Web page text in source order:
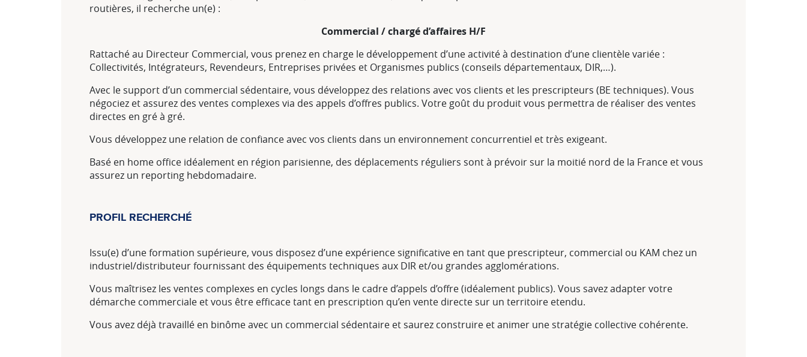
routières, il recherche un(e) :
Commercial / chargé d’affaires H/F
Rattaché au Directeur Commercial, vous prenez en charge le développement d’une activité à destination d’une clientèle variée :
Collectivités, Intégrateurs, Revendeurs, Entreprises privées et Organismes publics (conseils départementaux, DIR,…).
Avec le support d’un commercial sédentaire, vous développez des relations avec vos clients et les prescripteurs (BE techniques). Vous
négociez et assurez des ventes complexes via des appels d’offres publics. Votre goût du produit vous permettra de réaliser des ventes
directes en gré à gré.
Vous développez une relation de confiance avec vos clients dans un environnement concurrentiel et très exigeant.
Basé en home office idéalement en région parisienne, des déplacements réguliers sont à prévoir sur la moitié nord de la France et vous
assurez un reporting hebdomadaire.
PROFIL RECHERCHÉ
Issu(e) d’une formation supérieure, vous disposez d’une expérience significative en tant que prescripteur, commercial ou KAM chez un
industriel/distributeur fournissant des équipements techniques aux DIR et/ou grandes agglomérations.
Vous maîtrisez les ventes complexes en cycles longs dans le cadre d’appels d’offre (idéalement publics). Vous savez adapter votre
démarche commerciale et vous être efficace tant en prescription qu’en vente directe sur un territoire etendu.
Vous avez déjà travaillé en binôme avec un commercial sédentaire et saurez construire et animer une stratégie collective cohérente.